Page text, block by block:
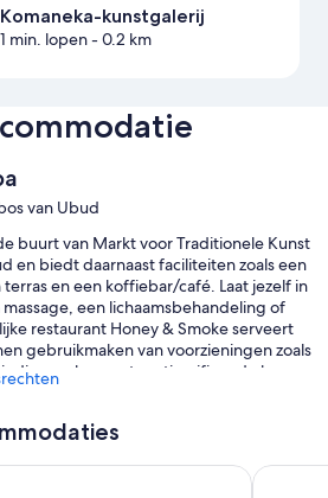
Komaneka-kunstgalerij
1 min. lopen- 0.2 km
van Ubud
buurt van Markt voor Traditionele Kunst
en biedt daarnaast faciliteiten zoals een
en een koffiebar/café. Laat jezelf in
een lichaamsbehandeling of
restaurant Honey & Smoke serveert
gebruikmaken van voorzieningen zoals
maken met gratis wifi op de kamer.
ligstoelen en parasols bij het zwembad
parkeren en plaatsen voor lang parkeren
Pertiwi